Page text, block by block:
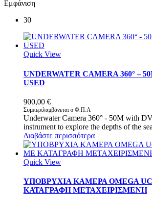
Εμφάνιση
30
Quick View
UNDERWATER CAMERA 360° –
USED
900,00 €
Συμπεριλαμβάνεται ο Φ.Π.Α
Underwater Camera 360° - 50M with
instrument to explore the depths of the
Διαβάστε περισσότερα
Quick View
ΥΠΟΒΡΥΧΙΑ ΚΑΜΕΡΑ OMEGA
ΚΑΤΑΓΡΑΦΗ ΜΕΤΑΧΕΙΡΙΣΜΕΝH